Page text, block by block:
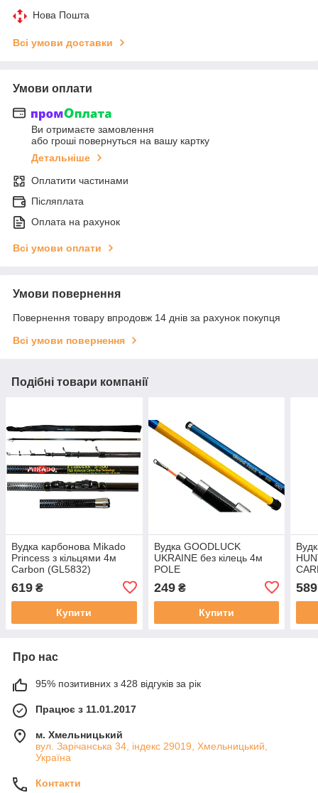
Нова Пошта
Всі умови доставки
Умови оплати
Ви отримаєте замовлення
або гроші повернуться на вашу картку
Детальніше
Оплатити частинами
Післяплата
Оплата на рахунок
Всі умови оплати
Умови повернення
Повернення товару впродовж 14 днів за рахунок покупця
Всі умови повернення
Подібні товари компанії
Вудка карбонова Mikado
Princess з кільцями 4м
Carbon (GL5832)
619 ₴
Купити
Вудка GOODLUCK
UKRAINE без кілець 4м
POLE
249₴
Купити
589
Про нас
95% позитивних з 428 відгуків за рік
Працює з 11.01.2017
м. Хмельницький
вул. Зарічанська 34, індекс 29019, Хмельницький,
Україна
Контакти